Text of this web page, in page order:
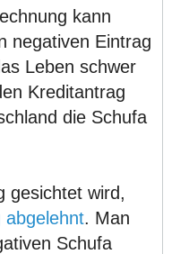
kann
negativen Eintrag
Leben schwer
Kreditantrag
die Schufa
gesichtet wird,
abgelehnt. Man
Schufa